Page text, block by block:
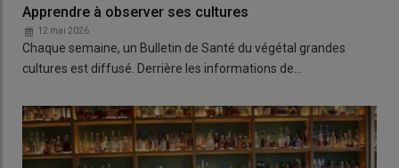
Apprendre à observer ses cultures
12 mai 2026
Chaque semaine, un Bulletin de Santé du végétal grandes
cultures est diffusé. Derrière les informations de…